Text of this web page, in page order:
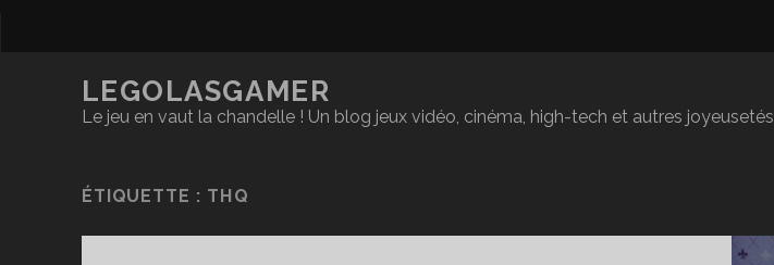
LEGOLASGAMER
Le jeu en vaut la chandelle ! Un blog jeux vidéo, cinéma, high-tech et autres joyeusetés
ÉTIQUETTE : THQ